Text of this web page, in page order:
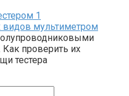
1
видов мультиметром
проверить их
тестера